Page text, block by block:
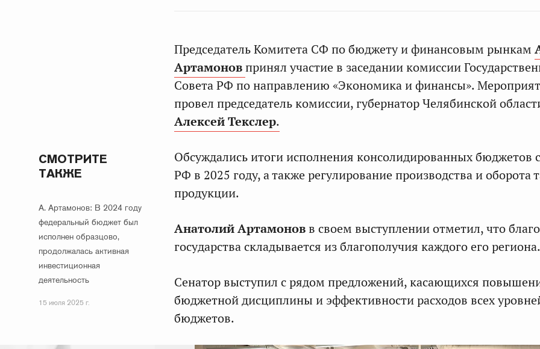
Председатель Комитета СФ по бюджету и финансовым рынкам
Артамоновпринял участие в заседании комиссии
Совета РФ по направлению «Экономика и финансы».
провел председатель комиссии, губернатор Челябинской
Алексей Текслер.
СМОТРИТЕ
ТАКЖЕ
А. Артамонов: В 2024 году
федеральный бюджет был
исполнен образцово,
продолжалась активная
инвестиционная
деятельность
15 июля 2025 г.
Обсуждались итоги исполнения консолидированных бюджетов
РФ в 2025 году, а также регулирование производства и оборота
продукции.
Анатолий Артамоновв своем выступлении отметил, что
государства складывается из благополучия каждого его региона.
Сенатор выступил с рядом предложений, касающихся
бюджетной дисциплины и эффективности расходов всех
бюджетов.